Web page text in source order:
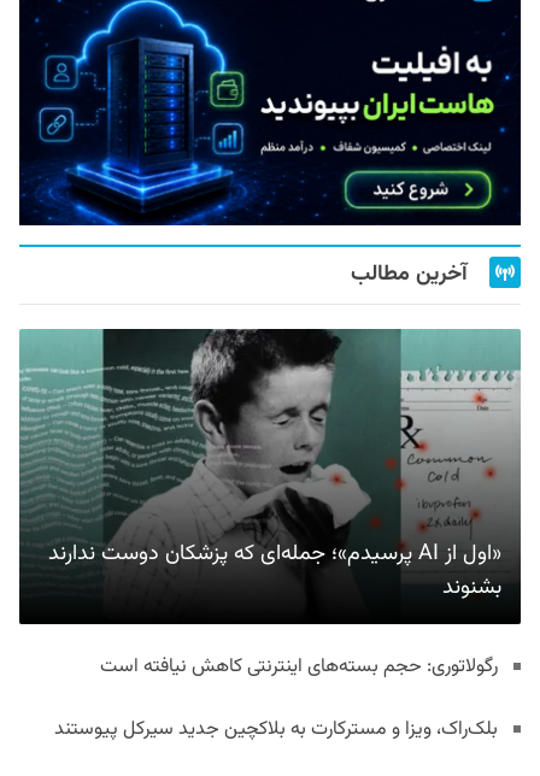
آخرین مطالب
«اول از AI پرسیدم»؛ جمله‌ای که پزشکان دوست ندارند
بشنوند
رگولاتوری: حجم بسته‌های اینترنتی کاهش نیافته است
بلک‌راک، ویزا و مسترکارت به بلاکچین جدید سیرکل پیوستند